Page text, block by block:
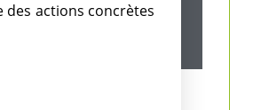
actions concrètes